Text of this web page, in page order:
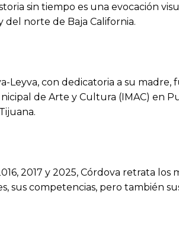
sin tiempo es una evocación
norte de Baja California.
Leyva, con dedicatoria a su madre,
de Arte y Cultura (IMAC) en
2017 y 2025, Córdova retrata los
sus competencias, pero también